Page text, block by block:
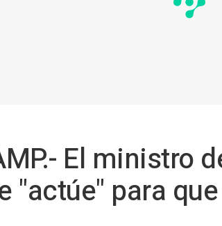
El ministro
"actúe" para